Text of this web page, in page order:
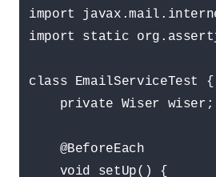
import
import static
class EmailServiceTest {
    private Wiser wiser;
    @BeforeEach
    void setUp() {